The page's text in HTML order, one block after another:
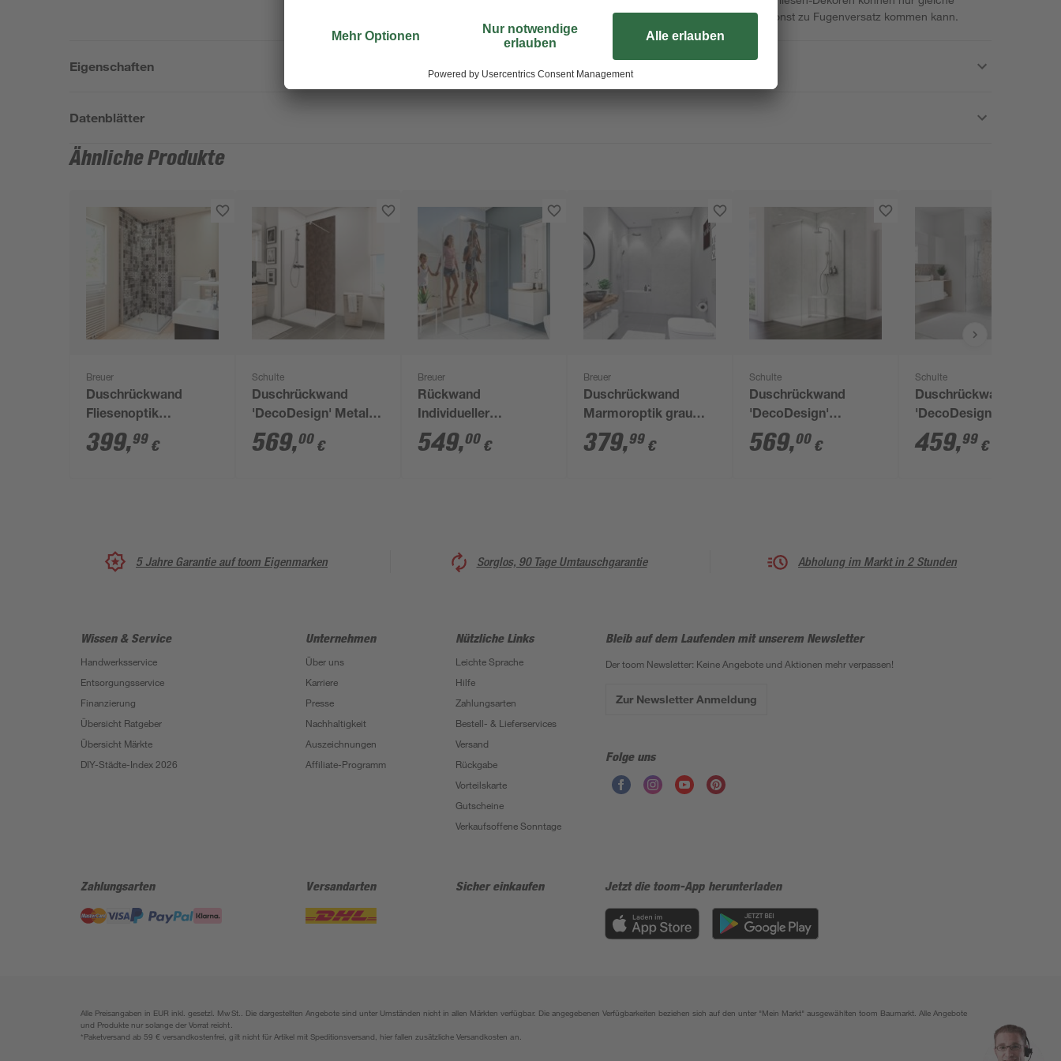
Größen miteinander kombiniert werden, da es sonst zu Fugenversatz kommen kann.
Eigenschaften
Datenblätter
Ähnliche Produkte
Breuer
Duschrückwand
Fliesenoptik
Marokko-Design
grau/weiß 100 x 255
399,99 €
Schulte
Duschrückwand
'DecoDesign' Metall
Rosteffekt 150 x 255
cm
569,00 €
Breuer
Rückwand
Individueller
Fotodruck,
Hochglanz, 100 x 255
549,00 €
Breuer
Duschrückwand
Marmoroptik grau
100 x 255 cm
379,99 €
Schulte
Duschrückwand
'DecoDesign'
Hochglanz Stein
Marmor-hell, 150 x
569,00 €
Schulte
Duschrückwand
'DecoDesign' greige
100 x 255 cm
459,99 €
5 Jahre Garantie auf toom Eigenmarken Sorglos, 90 Tage Umtauschgarantie Abholung im Markt in 2 Stunden
Wissen & Service
Handwerksservice
Entsorgungsservice
Finanzierung
Übersicht Ratgeber
Übersicht Märkte
DIY-Städte-Index 2026
Unternehmen
Über uns
Karriere
Presse
Nachhaltigkeit
Auszeichnungen
Affiliate-Programm
Nützliche Links
Leichte Sprache
Hilfe
Zahlungsarten
Bestell- & Lieferservices
Versand
Rückgabe
Vorteilskarte
Gutscheine
Verkaufsoffene Sonntage
Bleib auf dem Laufenden mit unserem Newsletter
Der toom Newsletter: Keine Angebote und Aktionen mehr verpassen!
Zur Newsletter Anmeldung
Folge uns
Zahlungsarten Versandarten Sicher einkaufen Jetzt die toom-App herunterladen
Alle Preisangaben in EUR inkl. gesetzl. MwSt.. Die dargestellten Angebote sind unter Umständen nicht in allen Märkten verfügbar. Die angegebenen Verfügbarkeiten beziehen sich auf den unter "Mein Markt" ausgewählten toom Baumarkt. Alle Angebote
und Produkte nur solange der Vorrat reicht.
*Paketversand ab 59 € versandkostenfrei, gilt nicht für Artikel mit Speditionsversand, hier fallen zusätzliche Versandkosten an.